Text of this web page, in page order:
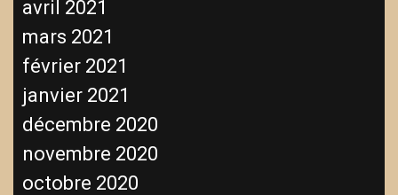
avril 2021
mars 2021
février 2021
janvier 2021
décembre 2020
novembre 2020
octobre 2020